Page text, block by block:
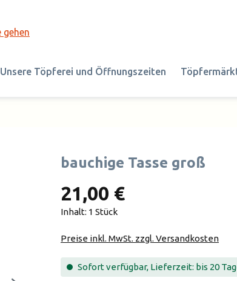
Unsere Töpferei und Öffnungszeiten
bauchige Tasse groß
21,00 €
Inhalt: 1 Stück
Preise inkl. MwSt. zzgl. Versandkosten
Sofort verfügbar, Lieferzeit: bis 20